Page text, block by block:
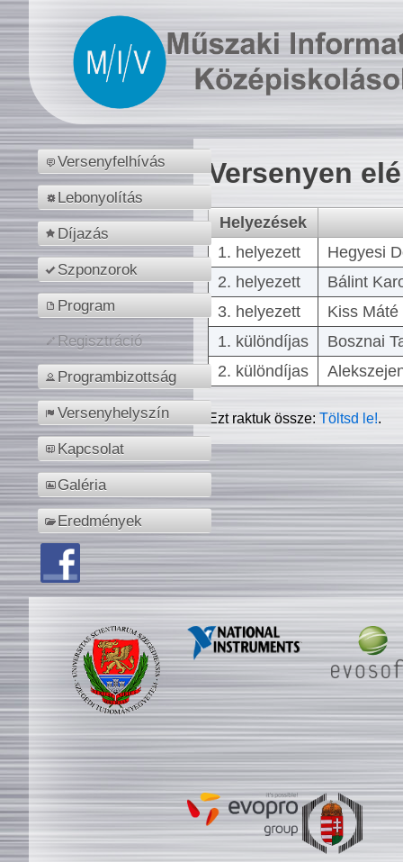
Versenyfelhívás
Lebonyolítás
Díjazás
Szponzorok
Program
Regisztráció
Programbizottság
Versenyhelyszín
Kapcsolat
Galéria
Eredmények
Versenyen
Helyezések
1. helyezett
Hegyesi
2. helyezett
Bálint
3. helyezett
Kiss
1. különdíjas
Bosznai
2. különdíjas
Ezt raktuk össze:Töltsd le!.